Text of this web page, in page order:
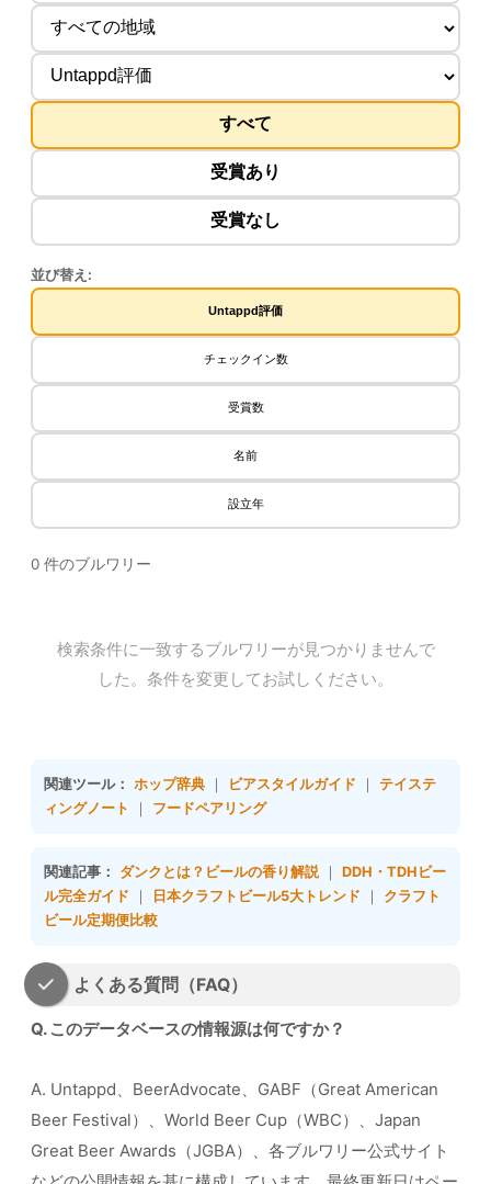
すべて
受賞あり
受賞なし
並び替え:
Untappd評価
チェックイン数
受賞数
名前
設立年
0 件のブルワリー
検索条件に一致するブルワリーが見つかりませんで
した。条件を変更してお試しください。
関連ツール： ホップ辞典 ｜ ビアスタイルガイド ｜ テイステ
ィングノート
｜ フードペアリング
関連記事： ダンクとは？ビールの香り解説 ｜ DDH・TDHビー
ル完全ガイド ｜ 日本クラフトビール5大トレンド ｜ クラフト
ビール定期便比較
よくある質問（FAQ）
Q. このデータベースの情報源は何ですか？
A. Untappd、BeerAdvocate、GABF（Great American
Beer Festival）、World Beer Cup（WBC）、Japan
Great Beer Awards（JGBA）、各ブルワリー公式サイト